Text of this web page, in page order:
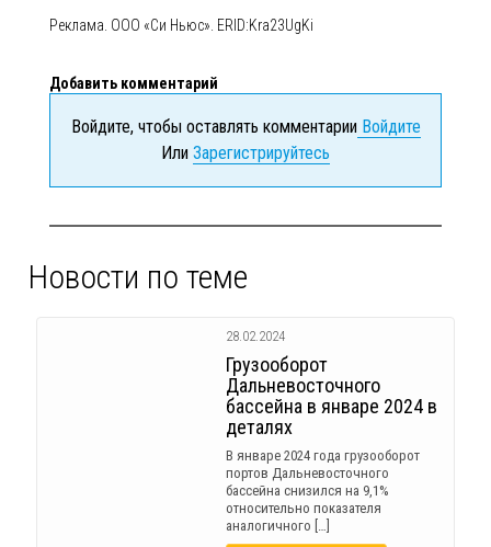
Реклама. ООО «Си Ньюс». ERID:Kra23UgKi
Добавить комментарий
Войдите, чтобы оставлять комментарииВойдите
Или Зарегистрируйтесь
Новости по теме
28.02.2024
Грузооборот
Дальневосточного
бассейна в январе 2024 в
деталях
В январе 2024 года грузооборот
портов Дальневосточного
бассейна снизился на 9,1%
относительно показателя
аналогичного […]